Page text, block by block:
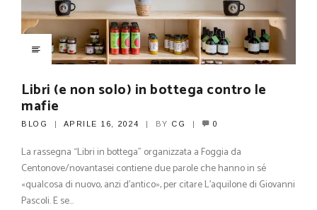
Libri (e non solo) in bottega contro le
mafie
BLOG APRILE 16, 2024 BY CG 0
La rassegna “Libri in bottega” organizzata a Foggia da
Centonove/novantasei contiene due parole che hanno in sé
«qualcosa di nuovo, anzi d’antico», per citare L’aquilone di Giovanni
Pascoli. E se…